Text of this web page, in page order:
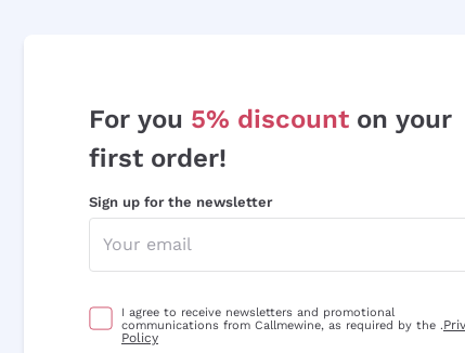
For you 5% discount on your
first order!
Sign up for the newsletter
I agree to receive newsletters and promotional
communications from Callmewine, as required by the .
Policy